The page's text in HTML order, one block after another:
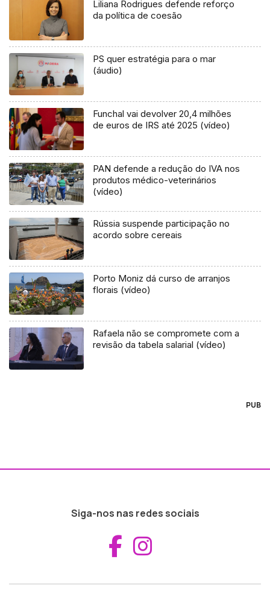
Liliana Rodrigues defende reforço
da política de coesão
PS quer estratégia para o mar
(áudio)
Funchal vai devolver 20,4 milhões
de euros de IRS até 2025 (vídeo)
PAN defende a redução do IVA nos
produtos médico-veterinários
(vídeo)
Rússia suspende participação no
acordo sobre cereais
Porto Moniz dá curso de arranjos
florais (vídeo)
Rafaela não se compromete com a
revisão da tabela salarial (vídeo)
PUB
Siga-nos nas redes sociais
Aceder ao